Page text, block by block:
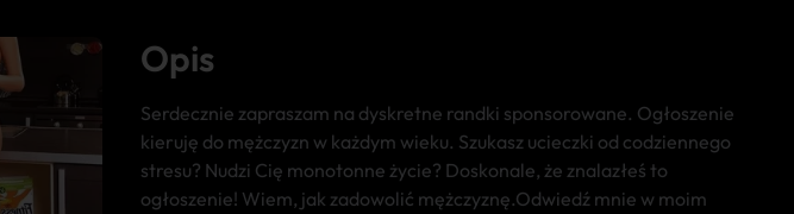
Opis
Serdecznie zapraszam na dyskretne randki sponsorowane. Ogłoszenie
kieruję do mężczyzn w każdym wieku. Szukasz ucieczki od codziennego
stresu? Nudzi Cię monotonne życie? Doskonale, że znalazłeś to
ogłoszenie! Wiem, jak zadowolić mężczyznę.Odwiedź mnie w moim